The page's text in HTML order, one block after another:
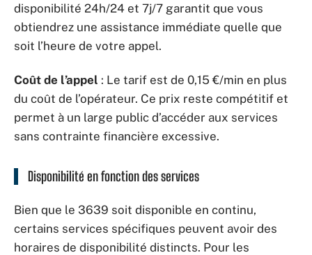
disponibilité 24h/24 et 7j/7 garantit que vous
obtiendrez une assistance immédiate quelle que
soit l’heure de votre appel.
Coût de l’appel : Le tarif est de 0,15 €/min en plus
du coût de l’opérateur. Ce prix reste compétitif et
permet à un large public d’accéder aux services
sans contrainte financière excessive.
Disponibilité en fonction des services
Bien que le 3639 soit disponible en continu,
certains services spécifiques peuvent avoir des
horaires de disponibilité distincts. Pour les